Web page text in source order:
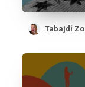
Tabajdi